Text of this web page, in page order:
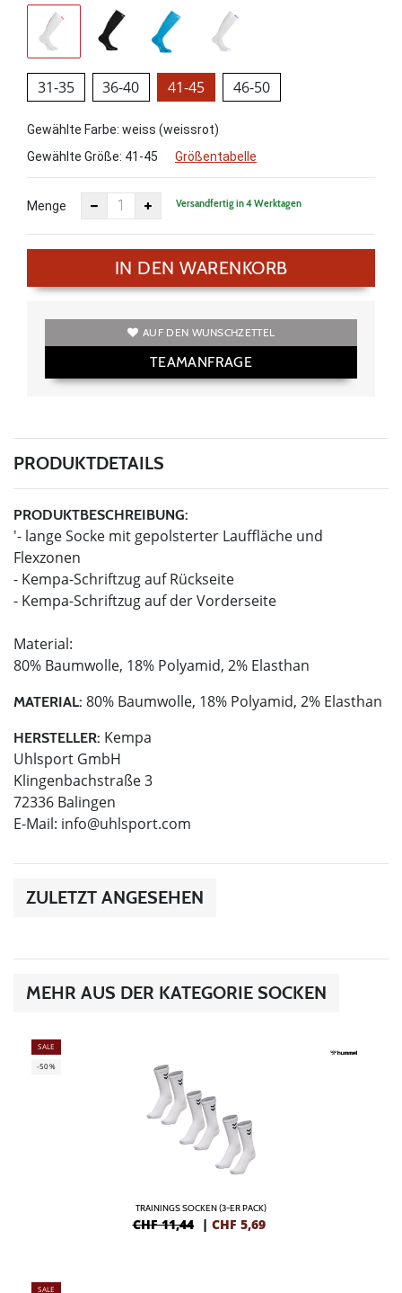
31-35 36-40 41-45 46-50
Gewählte Farbe: weiss (weissrot)
Gewählte Größe: 41-45 Größentabelle
Menge Versandfertig in 4 Werktagen
IN DEN WARENKORB
AUF DEN WUNSCHZETTEL
TEAMANFRAGE
PRODUKTDETAILS
PRODUKTBESCHREIBUNG:
'- lange Socke mit gepolsterter Lauffläche und
Flexzonen
- Kempa-Schriftzug auf Rückseite
- Kempa-Schriftzug auf der Vorderseite
Material:
80% Baumwolle, 18% Polyamid, 2% Elasthan
MATERIAL: 80% Baumwolle, 18% Polyamid, 2% Elasthan
HERSTELLER: Kempa
Uhlsport GmbH
Klingenbachstraße 3
72336 Balingen
E-Mail: info@uhlsport.com
ZULETZT ANGESEHEN
MEHR AUS DER KATEGORIE SOCKEN
SALE
-50%
TRAININGS SOCKEN (3-ER PACK)
CHF 11,44 | CHF 5,69
SALE